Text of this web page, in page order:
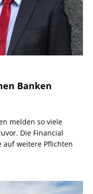
Banken
melden so viele
Die Financial
auf weitere Pflichten